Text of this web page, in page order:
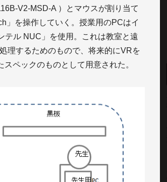
V2-MSD-A ）とマウスが割り当て
」を操作していく。授業用のPCはイ
テル NUC」を使用。これは教室と遠
理するためのもので、将来的にVRを
ペックのものとして用意された。